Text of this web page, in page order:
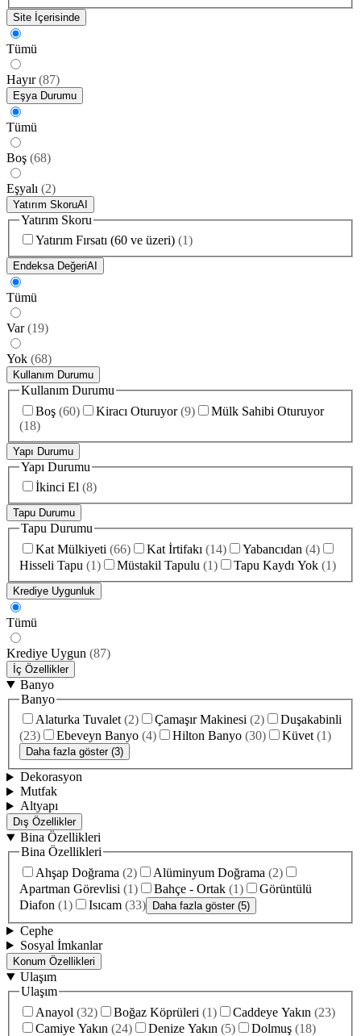
Site İçerisinde
Tümü
Hayır (87)
Eşya Durumu
Tümü
Boş (68)
Eşyalı (2)
Yatırım SkoruAI
Yatırım Skoru
Yatırım Fırsatı (60 ve üzeri) (1)
Endeksa DeğeriAI
Tümü
Var (19)
Yok (68)
Kullanım Durumu
Kullanım Durumu
Boş (60) Kiracı Oturuyor (9)
Mülk Sahibi Oturuyor
(18)
Yapı Durumu
Yapı Durumu
İkinci El (8)
Tapu Durumu
Tapu Durumu
Kat Mülkiyeti (66) Kat İrtifakı (14) Yabancıdan (4)
Hisseli Tapu (1) Müstakil Tapulu (1) Tapu Kaydı Yok (1)
Krediye Uygunluk
Tümü
Krediye Uygun (87)
İç Özellikler
Banyo
Banyo
Alaturka Tuvalet (2) Çamaşır Makinesi (2)
Duşakabinli
(23) Ebeveyn Banyo (4) Hilton Banyo (30) Küvet (1)
Daha fazla göster (3)
Dekorasyon
Mutfak
Altyapı
Dış Özellikler
Bina Özellikleri
Bina Özellikleri
Ahşap Doğrama (2) Alüminyum Doğrama (2)
Apartman Görevlisi (1) Bahçe - Ortak (1)
Görüntülü
Diafon (1) Isıcam (33) Daha fazla göster (5)
Cephe
Sosyal İmkanlar
Konum Özellikleri
Ulaşım
Ulaşım
Anayol (32) Boğaz Köprüleri (1) Caddeye Yakın (23)
Camiye Yakın (24) Denize Yakın (5) Dolmuş (18)